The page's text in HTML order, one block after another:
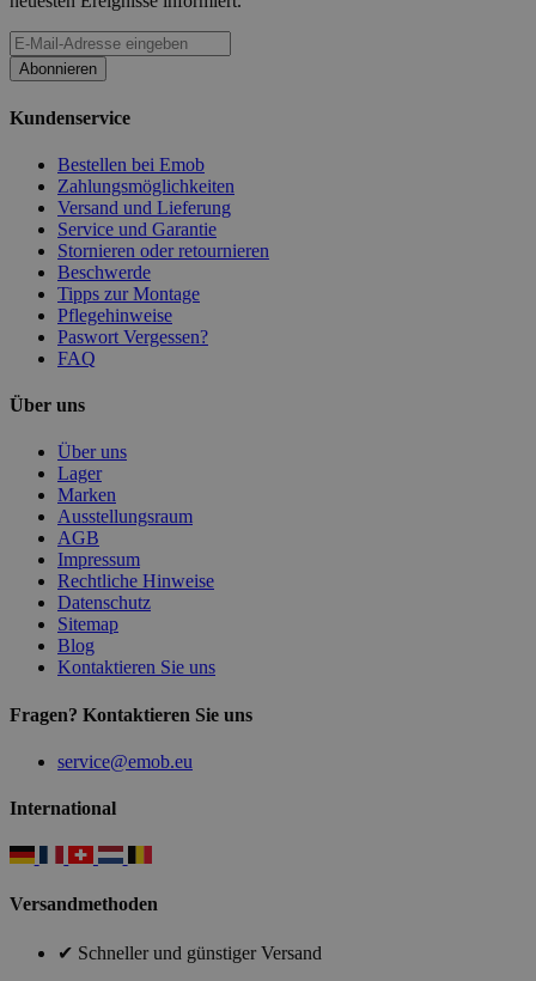
Abonnieren
Kundenservice
Bestellen bei Emob
Zahlungsmöglichkeiten
Versand und Lieferung
Service und Garantie
Stornieren oder retournieren
Beschwerde
Tipps zur Montage
Pflegehinweise
Paswort Vergessen?
FAQ
Über uns
Über uns
Lager
Marken
Ausstellungsraum
AGB
Impressum
Rechtliche Hinweise
Datenschutz
Sitemap
Blog
Kontaktieren Sie uns
Fragen? Kontaktieren Sie uns
service@emob.eu
International
Versandmethoden
✔ Schneller und günstiger Versand